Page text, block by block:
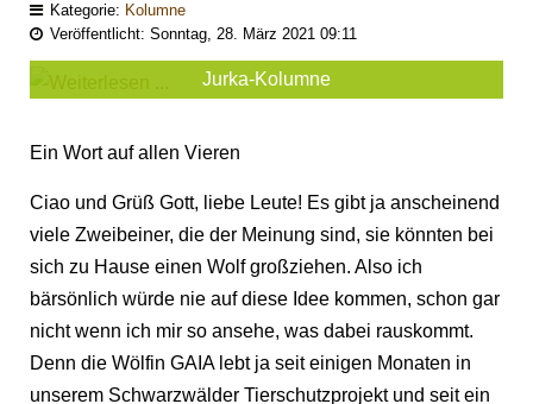
Kategorie: Kolumne
Veröffentlicht: Sonntag, 28. März 2021 09:11
Jurka-Kolumne
Ein Wort auf allen Vieren
Ciao und Grüß Gott, liebe Leute! Es gibt ja anscheinend
viele Zweibeiner, die der Meinung sind, sie könnten bei
sich zu Hause einen Wolf großziehen. Also ich
bärsönlich würde nie auf diese Idee kommen, schon gar
nicht wenn ich mir so ansehe, was dabei rauskommt.
Denn die Wölfin GAIA lebt ja seit einigen Monaten in
unserem Schwarzwälder Tierschutzprojekt und seit ein